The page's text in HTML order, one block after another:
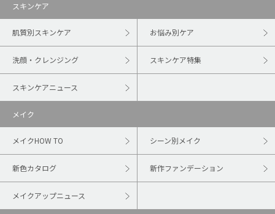
スキンケア
肌質別スキンケア お悩み別ケア
洗顔・クレンジング スキンケア特集
スキンケアニュース
メイク
メイクHOW TO シーン別メイク
新色カタログ 新作ファンデーション
メイクアップニュース